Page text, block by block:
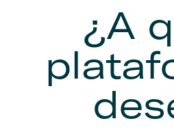
¿A